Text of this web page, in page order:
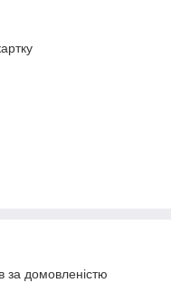
за домовленістю